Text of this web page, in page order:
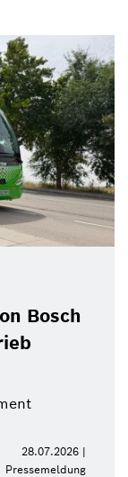
Bosch
28.07.2026 |
Pressemeldung